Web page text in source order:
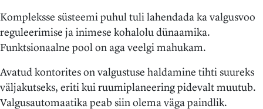
Kompleksse süsteemi puhul tuli lahendada ka valgusvoo
reguleerimise ja inimese kohalolu dünaamika.
Funktsionaalne pool on aga veelgi mahukam.
Avatud kontorites on valgustuse haldamine tihti suureks
väljakutseks, eriti kui ruumiplaneering pidevalt muutub.
Valgusautomaatika peab siin olema väga paindlik.